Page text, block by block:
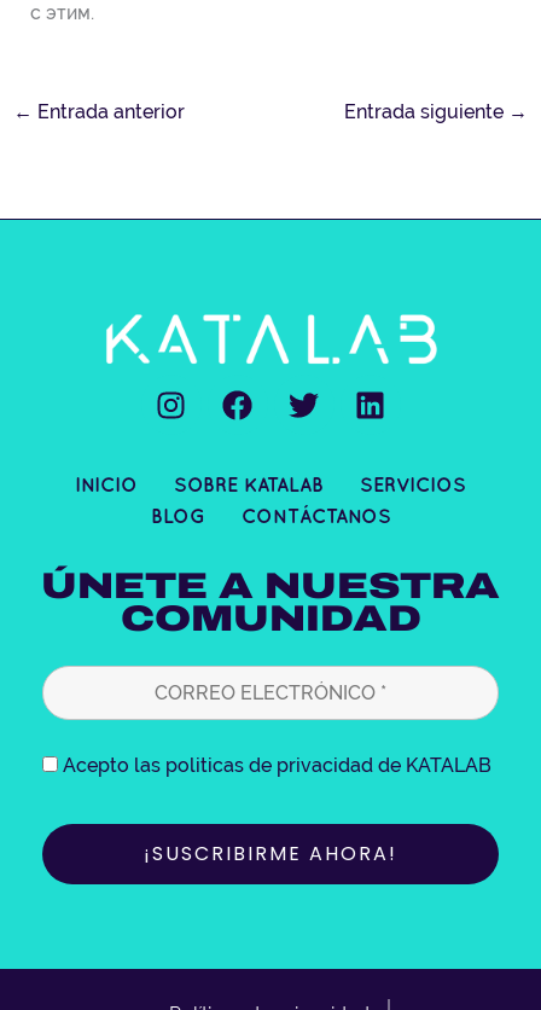
с этим.
← Entrada anterior Entrada siguiente →
I
n
t
a
r
a
m
F
a
e
b
o
k
T
w
t
t
r
L
i
k
e
i
n
INICIO SOBRE KATALAB
SERVICIOS
BLOG
CONTÁCTANOS
ÚNETE A NUESTRA
COMUNIDAD
Acepto las politicas de privacidad de KATALAB